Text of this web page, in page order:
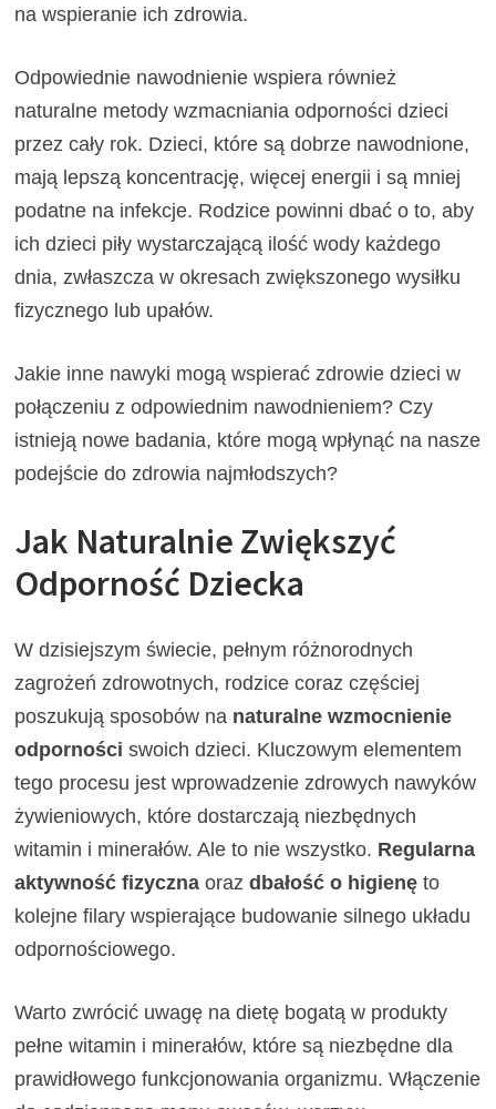
na wspieranie ich zdrowia.
Odpowiednie nawodnienie wspiera również
naturalne metody wzmacniania odporności dzieci
przez cały rok. Dzieci, które są dobrze nawodnione,
mają lepszą koncentrację, więcej energii i są mniej
podatne na infekcje. Rodzice powinni dbać o to, aby
ich dzieci piły wystarczającą ilość wody każdego
dnia, zwłaszcza w okresach zwiększonego wysiłku
fizycznego lub upałów.
Jakie inne nawyki mogą wspierać zdrowie dzieci w
połączeniu z odpowiednim nawodnieniem? Czy
istnieją nowe badania, które mogą wpłynąć na nasze
podejście do zdrowia najmłodszych?
Jak Naturalnie Zwiększyć
Odporność Dziecka
W dzisiejszym świecie, pełnym różnorodnych
zagrożeń zdrowotnych, rodzice coraz częściej
poszukują sposobów na naturalne wzmocnienie
odporności swoich dzieci. Kluczowym elementem
tego procesu jest wprowadzenie zdrowych nawyków
żywieniowych, które dostarczają niezbędnych
witamin i minerałów. Ale to nie wszystko. Regularna
aktywność fizyczna orazdbałość o higienę to
kolejne filary wspierające budowanie silnego układu
odpornościowego.
Warto zwrócić uwagę na dietę bogatą w produkty
pełne witamin i minerałów, które są niezbędne dla
prawidłowego funkcjonowania organizmu. Włączenie